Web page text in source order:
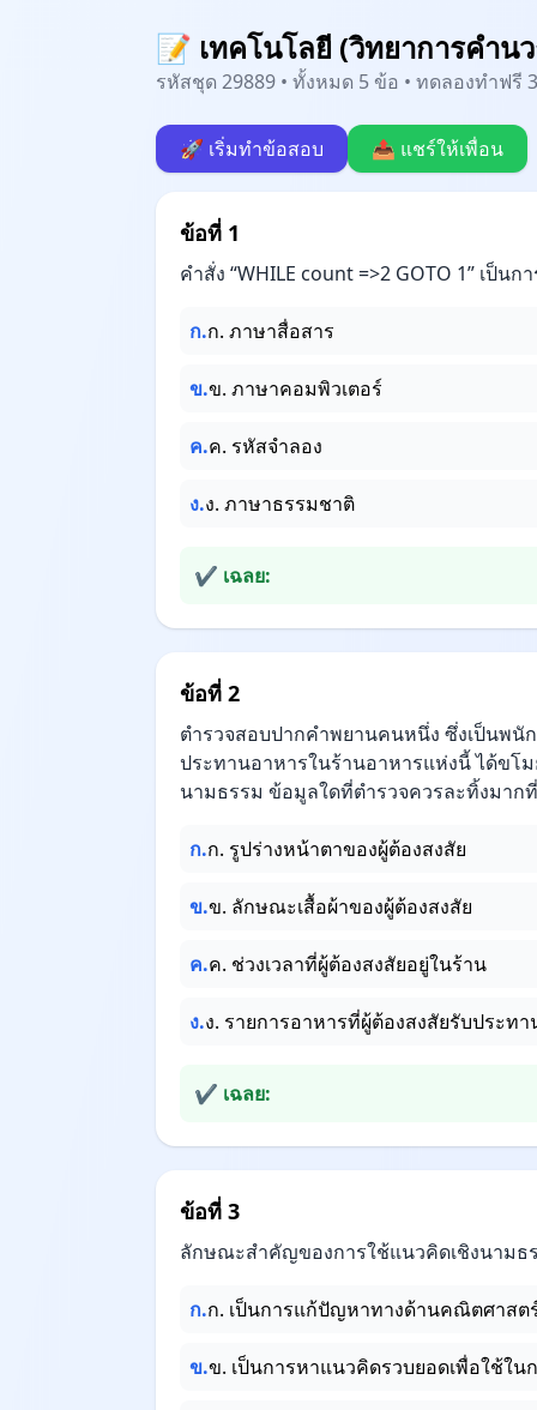
📝 เทคโนโลยี (วิทยาการคำ
รหัสชุด 29889 • ทั้งหมด 5 ข้อ • ทดลองทำฟรี
🚀 เริ่มทำข้อสอบ 📤 แชร์ให้เพื่อน
ข้อที่ 1
คำสั่ง “WHILE count =>2 GOTO 1” เป็น
ก.ก. ภาษาสื่อสาร
ข.ข. ภาษาคอมพิวเตอร์
ค.ค. รหัสจำลอง
ง.ง. ภาษาธรรมชาติ
✔ เฉลย:
ข้อที่ 2
ตำรวจสอบปากคำพยานคนหนึ่ง ซึ่งเป็นพนั
ประทานอาหารในร้านอาหารแห่งนี้ ได้ขโ
นามธรรม ข้อมูลใดที่ตำรวจควรละทิ้งมาก
ก.ก. รูปร่างหน้าตาของผู้ต้องสงสัย
ข.ข. ลักษณะเสื้อผ้าของผู้ต้องสงสัย
ค.ค. ช่วงเวลาที่ผู้ต้องสงสัยอยู่ในร้าน
ง.ง. รายการอาหารที่ผู้ต้องสงสัยรับประทา
✔ เฉลย:
ข้อที่ 3
ลักษณะสำคัญของการใช้แนวคิดเชิงนาม
ก.ก. เป็นการแก้ปัญหาทางด้านคณิตศาสต
ข.ข. เป็นการหาแนวคิดรวบยอดเพื่อใช้ใ